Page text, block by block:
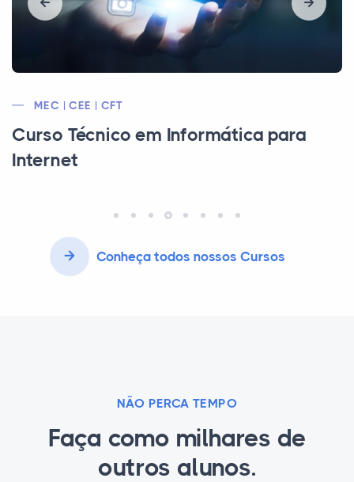
MEC | CEE | CFT
Curso Técnico em Informática para
Internet
Conheça todos nossos Cursos
NÃO PERCA TEMPO
Faça como milhares de
outros alunos.